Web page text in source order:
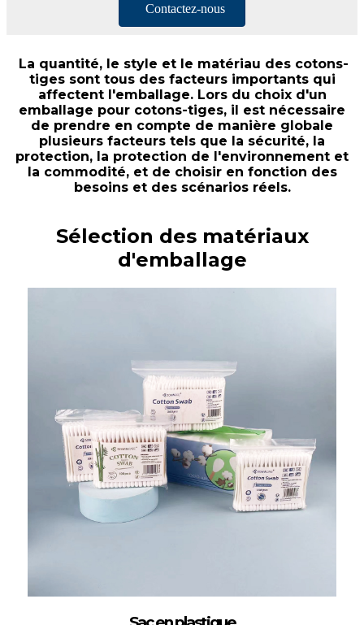
Contactez-nous
La quantité, le style et le matériau des cotons-
tiges sont tous des facteurs importants qui
affectent l'emballage. Lors du choix d'un
emballage pour cotons-tiges, il est nécessaire
de prendre en compte de manière globale
plusieurs facteurs tels que la sécurité, la
protection, la protection de l'environnement et
la commodité, et de choisir en fonction des
besoins et des scénarios réels.
Sélection des matériaux
d'emballage